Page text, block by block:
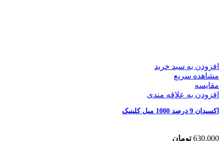
افزودن به سبد خرید
مشاهده سریع
مقایسه
افزودن به علاقه مندی
اکسیدان 9 درصد 1000 میل کلینیک
630,000 تومان